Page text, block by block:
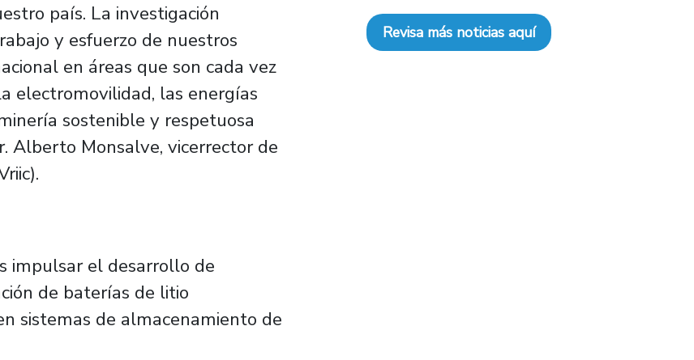
país. La investigación
y esfuerzo de nuestros
en áreas que son cada vez
electromovilidad, las energías
sostenible y respetuosa
Alberto Monsalve, vicerrector de
impulsar el desarrollo de
de baterías de litio
sistemas de almacenamiento de
Revisa más noticias aquí